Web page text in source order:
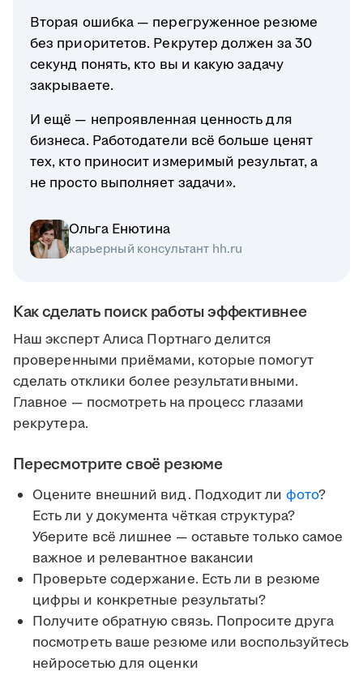
Вторая ошибка — перегруженное резюме
без приоритетов. Рекрутер должен за 30
секунд понять, кто вы и какую задачу
закрываете.
И ещё — непроявленная ценность для
бизнеса. Работодатели всё больше ценят
тех, кто приносит измеримый результат, а
не просто выполняет задачи».
Ольга Енютина
карьерный консультант hh.ru
Как сделать поиск работы эффективнее
Наш эксперт Алиса Портнаго делится
проверенными приёмами, которые помогут
сделать отклики более результативными.
Главное — посмотреть на процесс глазами
рекрутера.
Пересмотрите своё резюме
Оцените внешний вид. Подходит ли фото?
Есть ли у документа чёткая структура?
Уберите всё лишнее — оставьте только самое
важное и релевантное вакансии
Проверьте содержание. Есть ли в резюме
цифры и конкретные результаты?
Получите обратную связь. Попросите друга
посмотреть ваше резюме или воспользуйтесь
нейросетью для оценки